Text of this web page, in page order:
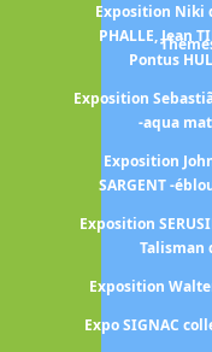
Exposition Niki
PHALLE, Jean
Pontus
Exposition
-aqua
Exposition
SARGENT -
Exposition
Talisman
Exposition
Expo SIGNAC